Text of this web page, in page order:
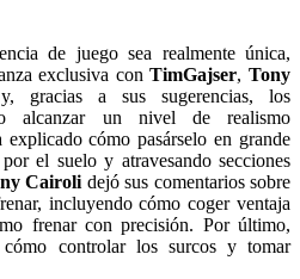
de juego sea realmente única,
exclusiva conTimGajser, Tony
gracias a sus sugerencias, los
alcanzar un nivel de realismo
cómo pasárselo en grande
el suelo y atravesando secciones
Cairoli dejó sus comentarios sobre
incluyendo cómo coger ventaja
frenar con precisión. Por último,
cómo controlar los surcos y tomar